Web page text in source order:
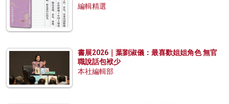
編輯精選
書展2026｜葉劉淑儀：最喜歡姐姐角色 無官
職說話包袱少
本社編輯部